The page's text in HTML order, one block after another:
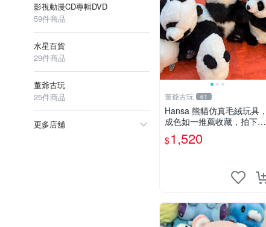
影視動漫CD專輯DVD
59件商品
水星百貨
29件商品
董爺古玩
25件商品
更多店舖
董爺古玩 61
Hansa 熊貓仿真毛絨玩具，
成色如一推薦收藏，拍下無
疑心 熊貓 毛絨玩具 收藏
$1,520